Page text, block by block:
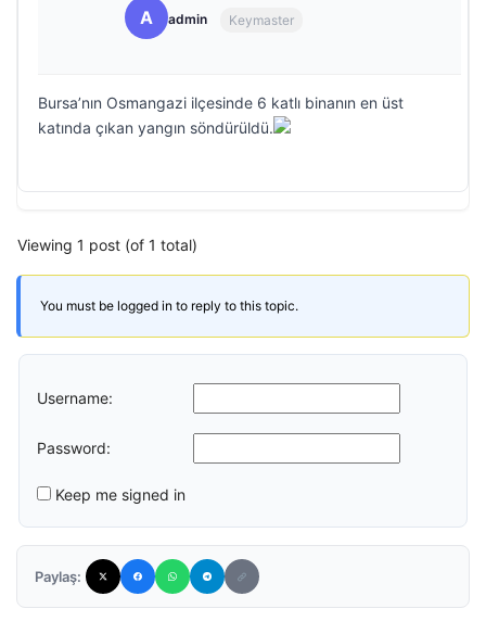
A admin Keymaster
Bursa’nın Osmangazi ilçesinde 6 katlı binanın en üst
katında çıkan yangın söndürüldü.
Viewing 1 post (of 1 total)
You must be logged in to reply to this topic.
Username:
Password:
Keep me signed in
Paylaş: